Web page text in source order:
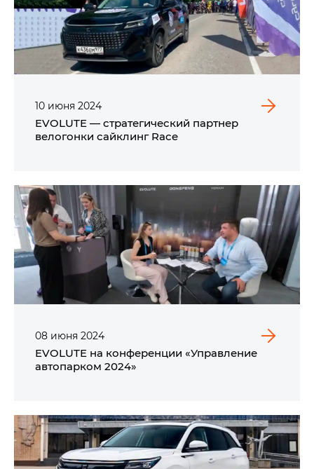
10 июня 2024
EVOLUTE — стратегический партнер
велогонки сайклинг Race
08 июня 2024
EVOLUTE на конференции «Управление
автопарком 2024»